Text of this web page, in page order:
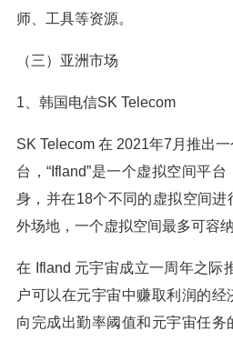
师、工具等资源。
（三）亚洲市场
1、韩国电信SK Telecom
SK Telecom 在 2021年7月推出
台，“Ifland”是一个虚拟空间平
身，并在18个不同的虚拟空间进
外场地，一个虚拟空间最多可容纳
在 Ifland 元宇宙成立一周年之际
户可以在元宇宙中赚取利润的经
向完成出勤率阈值和元宇宙任